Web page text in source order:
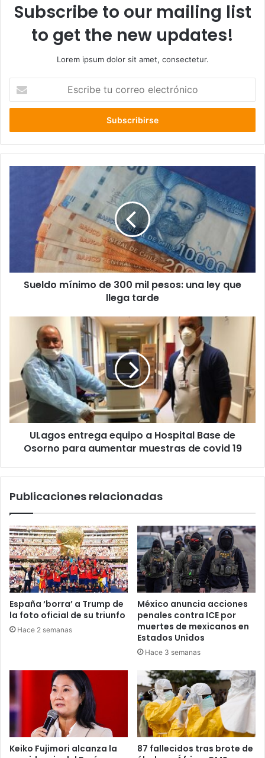
Subscribe to our mailing list
to get the new updates!
Lorem ipsum dolor sit amet, consectetur.
correo
que
llegaSueldo mínimo de 300 mil pesos: una ley que
llega tarde
entrega
Hospital
Base
Osorno
para
aumentar
muestras
ULagos entrega equipo a Hospital Base de
Osorno para aumentar muestras de covid 19
Publicaciones relacionadas
España ‘borra’ a Trump de
la foto oficial de su triunfo
Hace 2 semanas
México anuncia acciones
penales contra ICE por
muertes de mexicanos en
Estados Unidos
Hace 3 semanas
Keiko Fujimori alcanza la
87 fallecidos tras brote de